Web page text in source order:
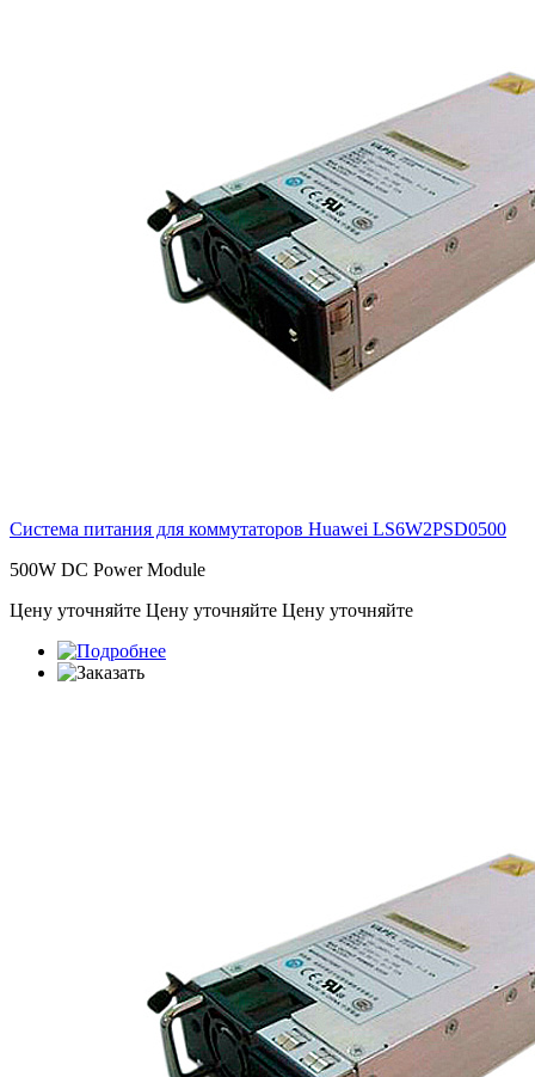
Система питания для коммутаторов Huawei LS6W2PSD0500
500W DC Power Module
Цену уточняйте Цену уточняйте Цену уточняйте